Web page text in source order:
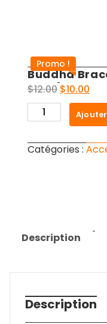
Promo !
Buddha
$12.00 Le
prix
initial
$12.00.
$10.00
prix
quantité
de
Bracelet
Catégories :
Description
Description